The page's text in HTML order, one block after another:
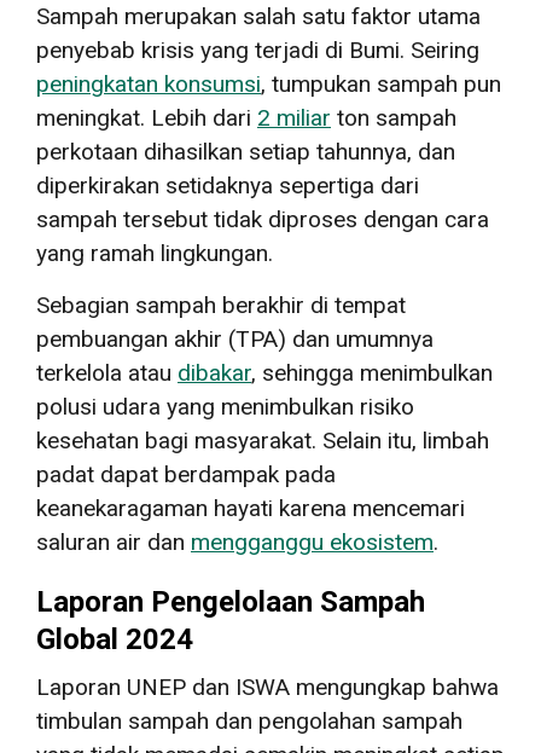
Sampah merupakan salah satu faktor utama
penyebab krisis yang terjadi di Bumi. Seiring
peningkatan konsumsi, tumpukan sampah pun
meningkat. Lebih dari 2 miliar ton sampah
perkotaan dihasilkan setiap tahunnya, dan
diperkirakan setidaknya sepertiga dari
sampah tersebut tidak diproses dengan cara
yang ramah lingkungan.
Sebagian sampah berakhir di tempat
pembuangan akhir (TPA) dan umumnya
terkelola atau dibakar, sehingga menimbulkan
polusi udara yang menimbulkan risiko
kesehatan bagi masyarakat. Selain itu, limbah
padat dapat berdampak pada
keanekaragaman hayati karena mencemari
saluran air dan mengganggu ekosistem.
Laporan Pengelolaan Sampah
Global 2024
Laporan UNEP dan ISWA mengungkap bahwa
timbulan sampah dan pengolahan sampah